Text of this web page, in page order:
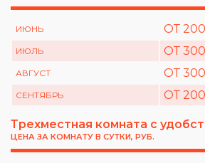
ИЮНЬ ОТ
ИЮЛЬ ОТ
АВГУСТ ОТ
СЕНТЯБРЬ ОТ
Трехместная комната с
ЦЕНА ЗА КОМНАТУ В СУТКИ, РУБ.